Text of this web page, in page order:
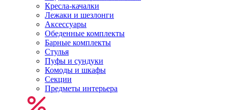
Кресла-качалки
Лежаки и шезлонги
Аксессуары
Обеденные комплекты
Барные комплекты
Стулья
Пуфы и сундуки
Комоды и шкафы
Секции
Предметы интерьера